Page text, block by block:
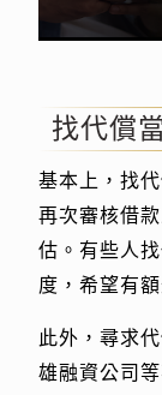
找代償
基本上，找
再次審核借
估。有些人
度，希望有
此外，尋求
雄融資公司